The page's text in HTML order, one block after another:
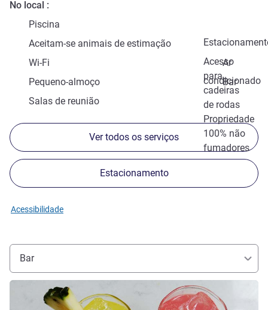
No local
Piscina
Aceitam-se animais de estimação
Acesso
para
cadeiras
de rodas
Wi-Fi
Ar
condicionado
Pequeno-almoço
Bar
Salas de reunião
Propriedade
100% não
fumadores
Ver todos os serviços
Estacionamento
Acessibilidade
Bar
Ver detalhes